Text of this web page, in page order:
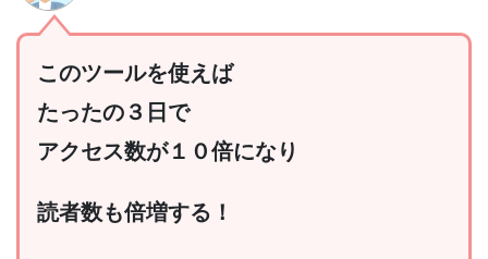
このツールを使えば
たったの３日で
アクセス数が１０倍になり
読者数も倍増する！